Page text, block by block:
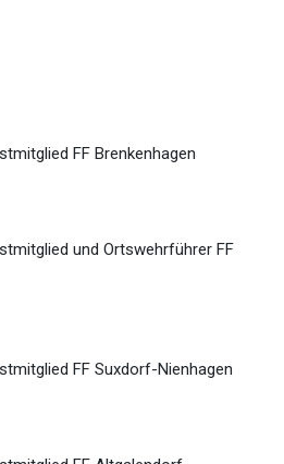
FF Brenkenhagen
und Ortswehrführer FF
FF Suxdorf-Nienhagen